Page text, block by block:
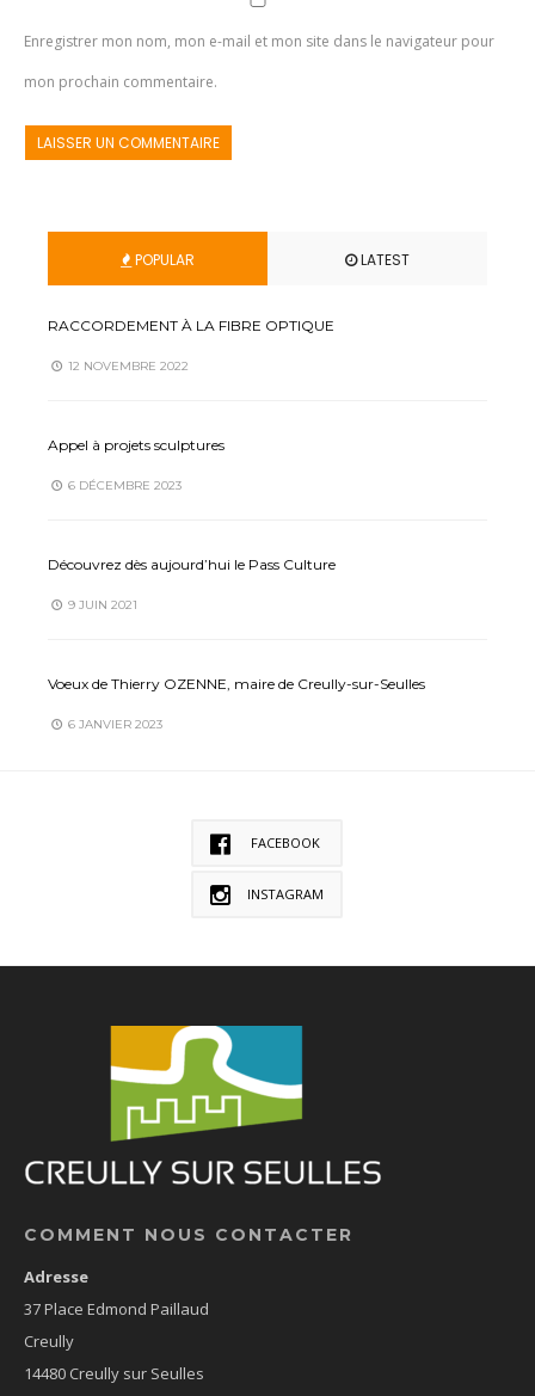
Enregistrer mon nom, mon e-mail et mon site dans le navigateur pour
mon prochain commentaire.
POPULAR LATEST
RACCORDEMENT À LA FIBRE OPTIQUE
12 NOVEMBRE 2022
Appel à projets sculptures
6 DÉCEMBRE 2023
Découvrez dès aujourd’hui le Pass Culture
9 JUIN 2021
Voeux de Thierry OZENNE, maire de Creully-sur-Seulles
6 JANVIER 2023
FACEBOOK
INSTAGRAM
COMMENT NOUS CONTACTER
Adresse
37 Place Edmond Paillaud
Creully
14480 Creully sur Seulles